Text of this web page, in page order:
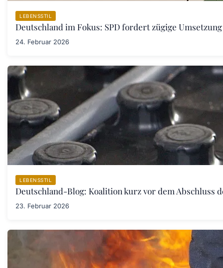
LEBENSSTIL
Deutschland im Fokus: SPD fordert zügige
24. Februar 2026
LEBENSSTIL
Deutschland-Blog: Koalition kurz vor dem Abschluss
23. Februar 2026